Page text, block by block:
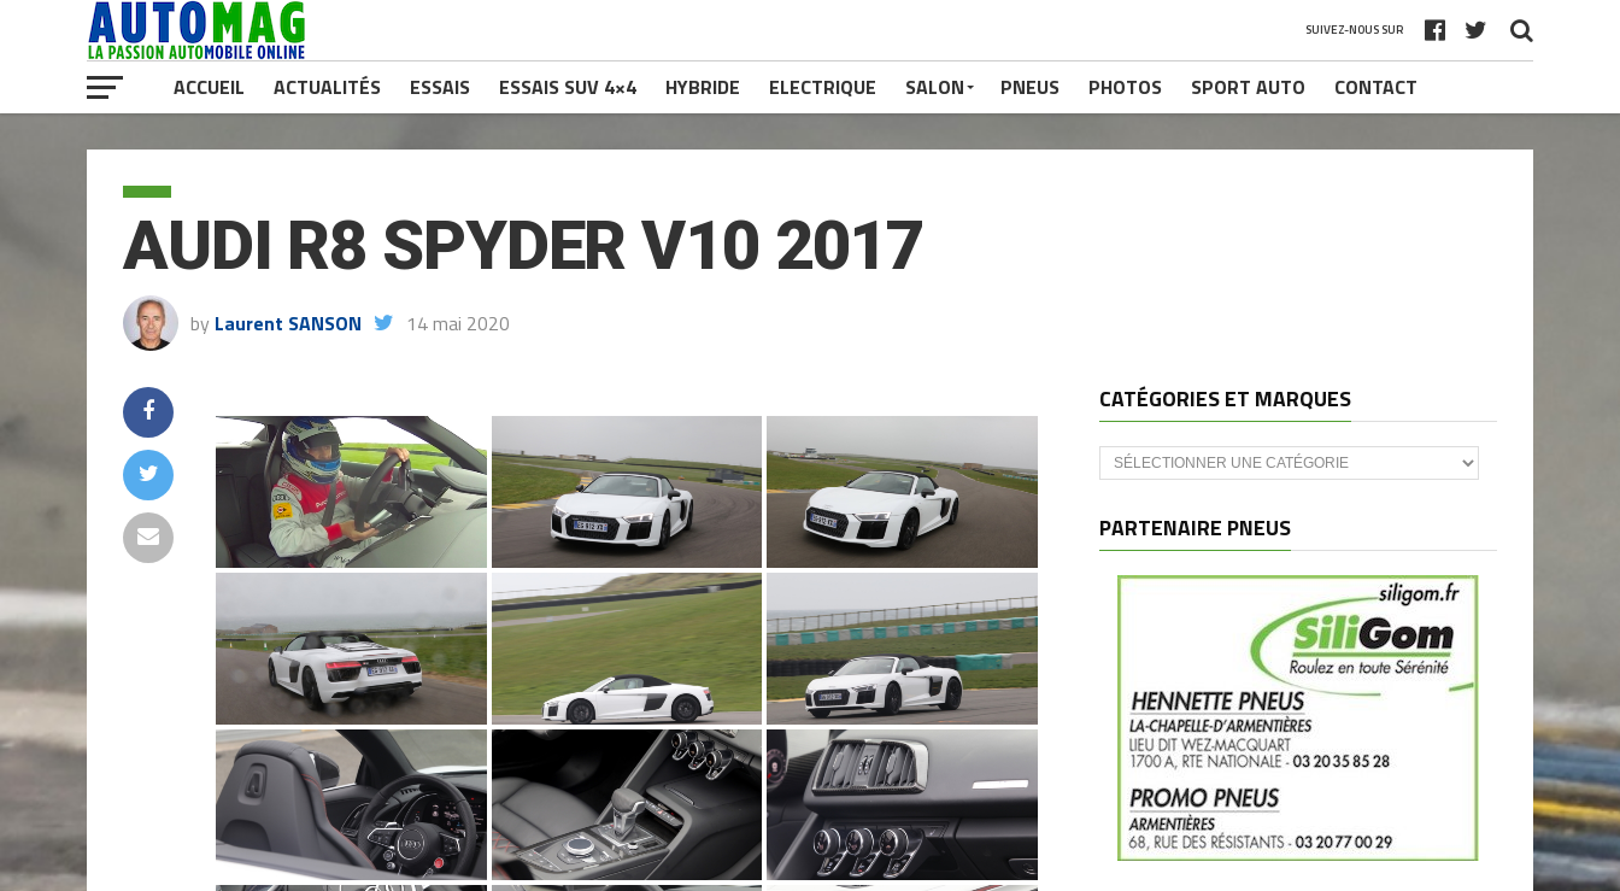
SUIVEZ-NOUS SUR
ACCUEIL ACTUALITÉS ESSAIS ESSAIS SUV 4×4 HYBRIDE ELECTRIQUE SALON PNEUS PHOTOS SPORT AUTO CONTACT
AUDI R8 SPYDER V10 2017
by Laurent SANSON 14 mai 2020
CATÉGORIES ET MARQUES
Catégories
et
PARTENAIRE PNEUS